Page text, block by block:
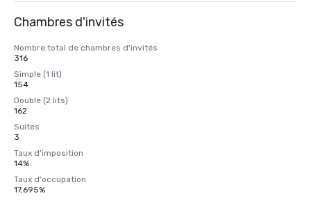
Chambres d'invités
Nombre total de chambres d'invités
316
Simple (1 lit)
154
Double (2 lits)
162
Suites
3
Taux d'imposition
14%
Taux d'occupation
17,695%